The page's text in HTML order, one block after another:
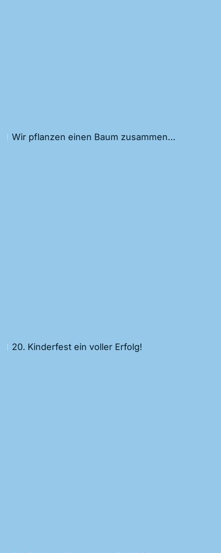
Wir pflanzen einen Baum zusammen…
20. Kinderfest ein voller Erfolg!